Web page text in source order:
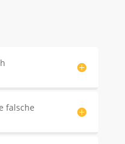
falsche